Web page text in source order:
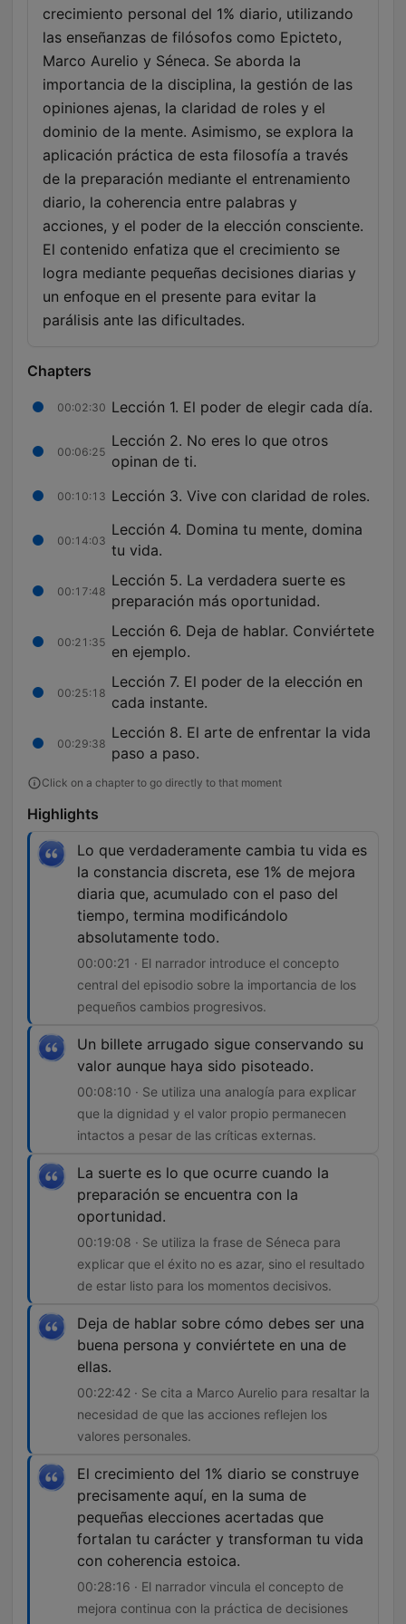
crecimiento personal del 1% diario, utilizando
las enseñanzas de filósofos como Epicteto,
Marco Aurelio y Séneca. Se aborda la
importancia de la disciplina, la gestión de las
opiniones ajenas, la claridad de roles y el
dominio de la mente. Asimismo, se explora la
aplicación práctica de esta filosofía a través
de la preparación mediante el entrenamiento
diario, la coherencia entre palabras y
acciones, y el poder de la elección consciente.
El contenido enfatiza que el crecimiento se
logra mediante pequeñas decisiones diarias y
un enfoque en el presente para evitar la
parálisis ante las dificultades.
Chapters
00:02:30 Lección 1. El poder de elegir cada día.
00:06:25
Lección 2. No eres lo que otros
opinan de ti.
00:10:13 Lección 3. Vive con claridad de roles.
00:14:03
Lección 4. Domina tu mente, domina
tu vida.
00:17:48
Lección 5. La verdadera suerte es
preparación más oportunidad.
00:21:35
Lección 6. Deja de hablar. Conviértete
en ejemplo.
00:25:18
Lección 7. El poder de la elección en
cada instante.
00:29:38
Lección 8. El arte de enfrentar la vida
paso a paso.
Click on a chapter to go directly to that moment
Highlights
Lo que verdaderamente cambia tu vida es
la constancia discreta, ese 1% de mejora
diaria que, acumulado con el paso del
tiempo, termina modificándolo
absolutamente todo.
00:00:21 · El narrador introduce el concepto
central del episodio sobre la importancia de los
pequeños cambios progresivos.
Un billete arrugado sigue conservando su
valor aunque haya sido pisoteado.
00:08:10 · Se utiliza una analogía para explicar
que la dignidad y el valor propio permanecen
intactos a pesar de las críticas externas.
La suerte es lo que ocurre cuando la
preparación se encuentra con la
oportunidad.
00:19:08 · Se utiliza la frase de Séneca para
explicar que el éxito no es azar, sino el resultado
de estar listo para los momentos decisivos.
Deja de hablar sobre cómo debes ser una
buena persona y conviértete en una de
ellas.
00:22:42 · Se cita a Marco Aurelio para resaltar la
necesidad de que las acciones reflejen los
valores personales.
El crecimiento del 1% diario se construye
precisamente aquí, en la suma de
pequeñas elecciones acertadas que
fortalan tu carácter y transforman tu vida
con coherencia estoica.
00:28:16 · El narrador vincula el concepto de
mejora continua con la práctica de decisiones